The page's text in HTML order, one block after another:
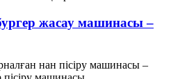
жасау машинасы –